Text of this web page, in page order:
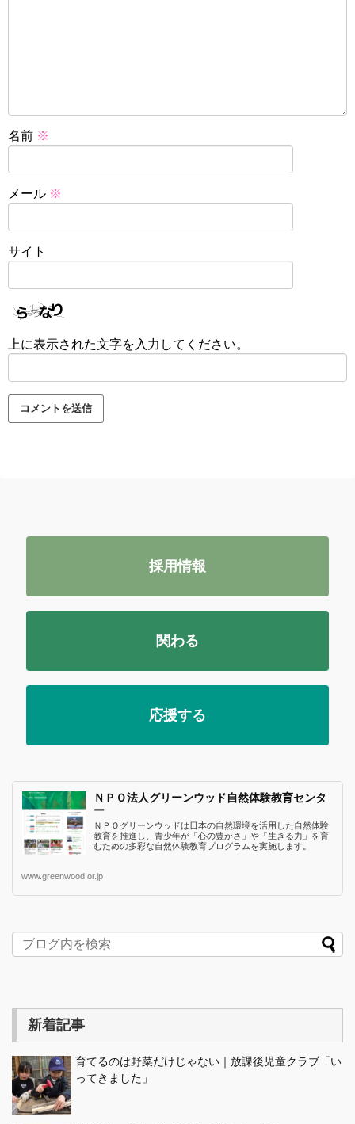
名前 ※
メール ※
サイト
上に表示された文字を入力してください。
採用情報
関わる
応援する
ＮＰＯ法人グリーンウッド自然体験教育センタ
ー
ＮＰＯグリーンウッドは日本の自然環境を活用した自然体験
教育を推進し、青少年が「心の豊かさ」や「生きる力」を育
むための多彩な自然体験教育プログラムを実施します。
www.greenwood.or.jp
新着記事
育てるのは野菜だけじゃない｜放課後児童クラブ「い
ってきました」